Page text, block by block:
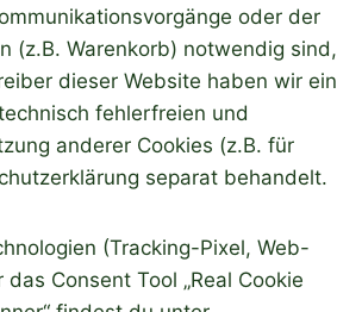
oder der
(z.B. Warenkorb) notwendig sind,
dieser Website haben wir ein
fehlerfreien und
anderer Cookies (z.B. für
separat behandelt.
(Tracking-Pixel, Web-
Consent Tool „Real Cookie